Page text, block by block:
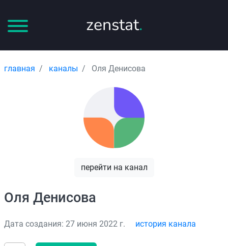
zenstat.
главная каналы Оля Денисова
перейти на канал
Оля Денисова
Дата создания: 27 июня 2022 г. история канала